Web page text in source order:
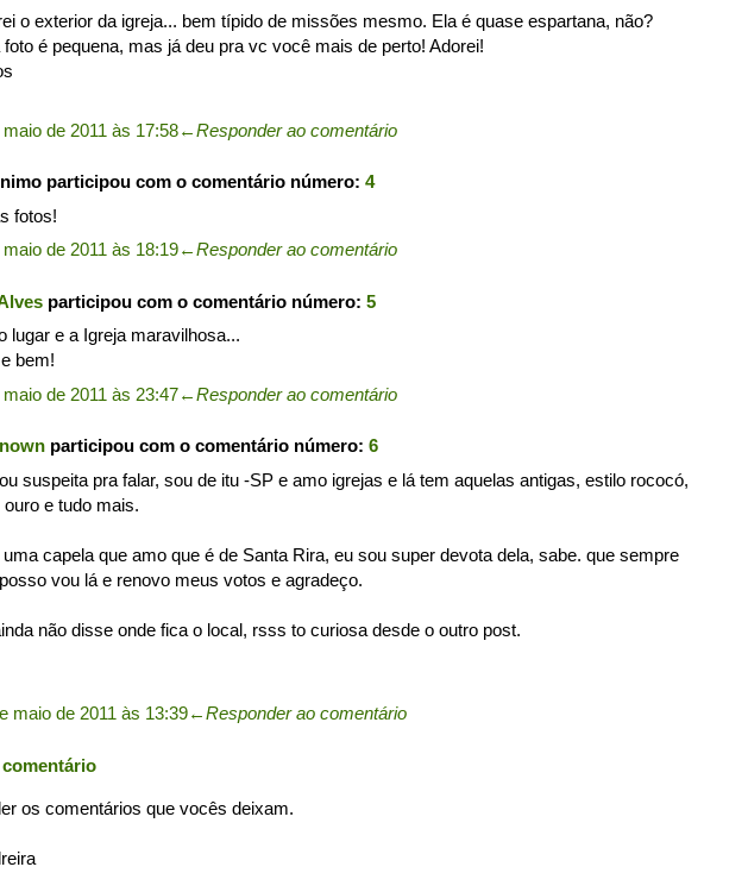
o exterior da igreja... bem típido de missões mesmo. Ela é quase espartana, não?
foto é pequena, mas já deu pra vc você mais de perto! Adorei!
de 2011 às 17:58←Responder ao comentário
participou com o comentário número: 4
fotos!
de 2011 às 18:19←Responder ao comentário
participou com o comentário número: 5
lugar e a Igreja maravilhosa...
bem!
de 2011 às 23:47←Responder ao comentário
participou com o comentário número: 6
suspeita pra falar, sou de itu -SP e amo igrejas e lá tem aquelas antigas, estilo rococó,
e tudo mais.
uma capela que amo que é de Santa Rira, eu sou super devota dela, sabe. que sempre
vou lá e renovo meus votos e agradeço.
não disse onde fica o local, rsss to curiosa desde o outro post.
maio de 2011 às 13:39←Responder ao comentário
os comentários que vocês deixam.